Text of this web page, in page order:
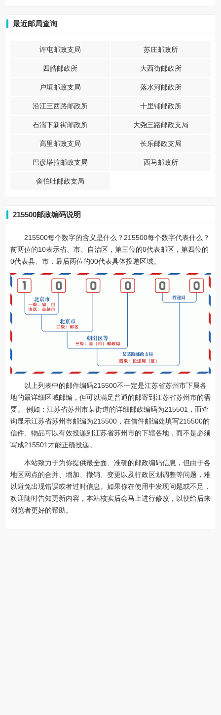
最近邮局查询
许屯邮政支局 苏庄邮政所
四皓邮政所 大西街邮政所
户垣邮政支局 落水河邮政所
沿江三西路邮政所 十里铺邮政所
石湍下新街邮政所 大尧三路邮政支局
高里邮政支局 长乐邮政支局
巴彦塔拉邮政支局 西马邮政所
舍伯吐邮政支局
215500邮政编码说明
215500每个数字的含义是什么？215500每个数字代表什么？
前两位的10表示省、市、自治区，第三位的0代表邮区，第四位的
0代表县、市，最后两位的00代表具体投递区域。
以上列表中的邮件编码215500不一定是江苏省苏州市下属各
地的最详细区域邮编，但可以满足普通的邮寄到江苏省苏州市的需
要。 例如：江苏省苏州市某街道的详细邮政编码为215501，而查
询显示江苏省苏州市邮编为215500，在信件邮编处填写215500的
信件、物品可以有效投递到江苏省苏州市的下辖各地，而不是必须
写成215501才能正确投递。
本站致力于为你提供最全面、准确的邮政编码信息，但由于各
地区网点的合并、增加、撤销、变更以及行政区划调整等问题，难
以避免出现错误或者过时信息。如果你在使用中发现问题或不足，
欢迎随时告知更新内容，本站核实后会马上进行修改，以便给后来
浏览者更好的帮助。